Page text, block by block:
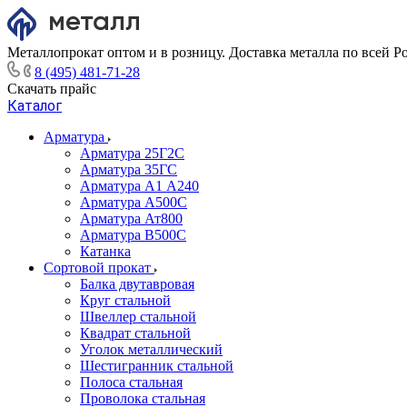
Металлопрокат оптом и в розницу. Доставка металла по всей
8 (495) 481-71-28
Скачать прайс
Каталог
Арматура
Арматура 25Г2С
Арматура 35ГС
Арматура А1 А240
Арматура А500С
Арматура Ат800
Арматура В500С
Катанка
Сортовой прокат
Балка двутавровая
Круг стальной
Швеллер стальной
Квадрат стальной
Уголок металлический
Шестигранник стальной
Полоса стальная
Проволока стальная